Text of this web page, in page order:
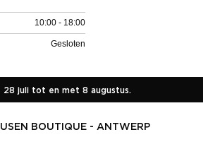
10:00 - 18:00
Gesloten
28 juli tot en met 8 augustus.
BOUTIQUE - ANTWERP